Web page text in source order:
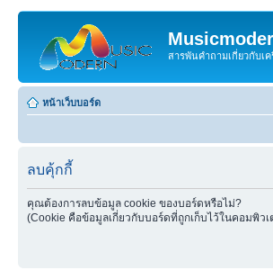
สารพันคำถามเกี่ยวกับเ
หน้าเว็บบอร์ด
ลบคุ้กกี้
คุณต้องการลบข้อมูล cookie ของบอร์ดหรือไม่?
(Cookie คือข้อมูลเกี่ยวกับบอร์ดที่ถูกเก็บไว้ในคอมพิว